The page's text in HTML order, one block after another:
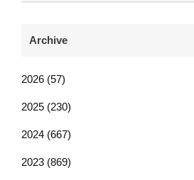
Archive
2026 (57)
2025 (230)
2024 (667)
2023 (869)